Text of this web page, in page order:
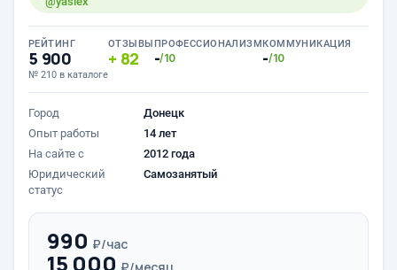
РЕЙТИНГ
5 900
№ 210 в каталоге
ОТЗЫВЫ
82
ПРОФЕССИОНАЛИЗМ
-/10
КОММУНИКАЦИЯ
-/10
Город
Донецк
Опыт работы
14 лет
На сайте с
2012 года
Юридический
статус
Самозанятый
990 ₽/час
15 000